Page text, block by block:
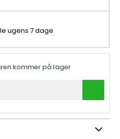
ugens 7 dage
kommer på lager